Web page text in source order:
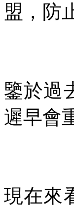
盟，防
鑒於過
遲早會
現在來